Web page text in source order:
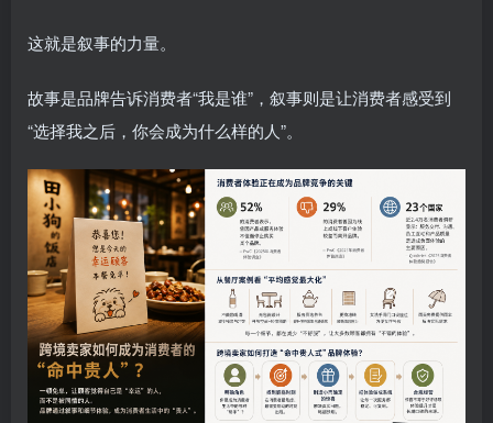
这就是叙事的力量。
故事是品牌告诉消费者“我是谁”，叙事则是让消费者感受到
“选择我之后，你会成为什么样的人”。